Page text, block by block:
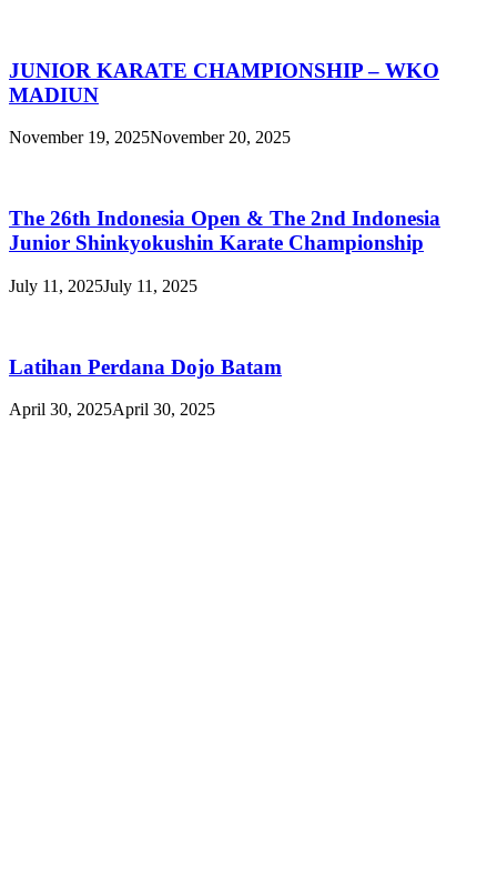
JUNIOR KARATE CHAMPIONSHIP – WKO
MADIUN
November 19, 2025November 20, 2025
The 26th Indonesia Open & The 2nd Indonesia
Junior Shinkyokushin Karate Championship
July 11, 2025July 11, 2025
Latihan Perdana Dojo Batam
April 30, 2025April 30, 2025